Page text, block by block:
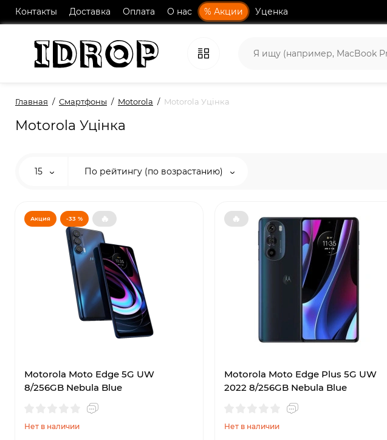
Контакты Доставка Оплата О нас % Акции Уценка
Главная Смартфоны Motorola Motorola Уцінка
Motorola Уцінка
15 По рейтингу (по возрастанию)
Акция -33 % 🔥
Motorola Moto Edge 5G UW
8/256GB Nebula Blue
Нет в наличии
🔥
Motorola Moto Edge Plus 5G UW
2022 8/256GB Nebula Blue
Нет в наличии